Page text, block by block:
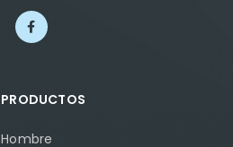
PRODUCTOS
Hombre